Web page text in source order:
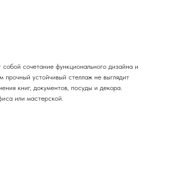
сочетание функционального дизайна и
устойчивый стеллаж не выглядит
книг, документов, посуды и декора.
или мастерской.